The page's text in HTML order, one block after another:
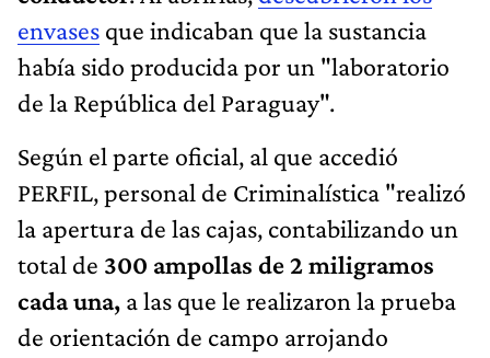
envases que indicaban que la sustancia
había sido producida por un "laboratorio
de la República del Paraguay".
Según el parte oficial, al que accedió
PERFIL, personal de Criminalística "realizó
la apertura de las cajas, contabilizando un
total de 300 ampollas de 2 miligramos
cada una, a las que le realizaron la prueba
de orientación de campo arrojando